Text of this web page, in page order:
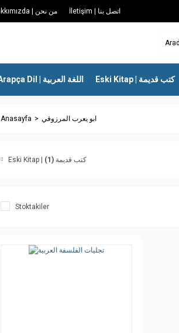
Hakkımızda | من نحن İletişim | اتصل بنا
Arapça Dil | اللغة العربية Eski Kitap | كتب قديمة
Anasayfa ابو يعرب المرزوقي
Eski Kitap | كتب قديمة (1)
Stoktakiler